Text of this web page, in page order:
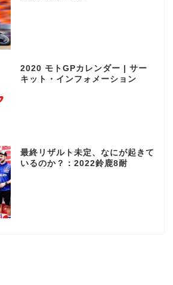
2020 モトGPカレンダー | サー
キット・インフォメーション
最終リザルト未定、なにが起きて
いるのか？：2022鈴鹿8耐